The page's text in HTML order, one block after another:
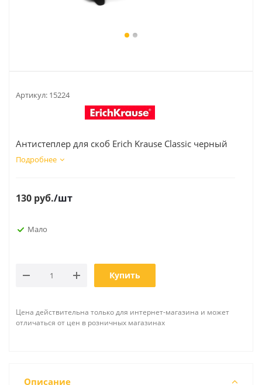
Артикул: 15224
Антистеплер для скоб Erich Krause Classic черный
Подробнее
130 руб./шт
Мало
Купить
Цена действительна только для интернет-магазина и может
отличаться от цен в розничных магазинах
Описание